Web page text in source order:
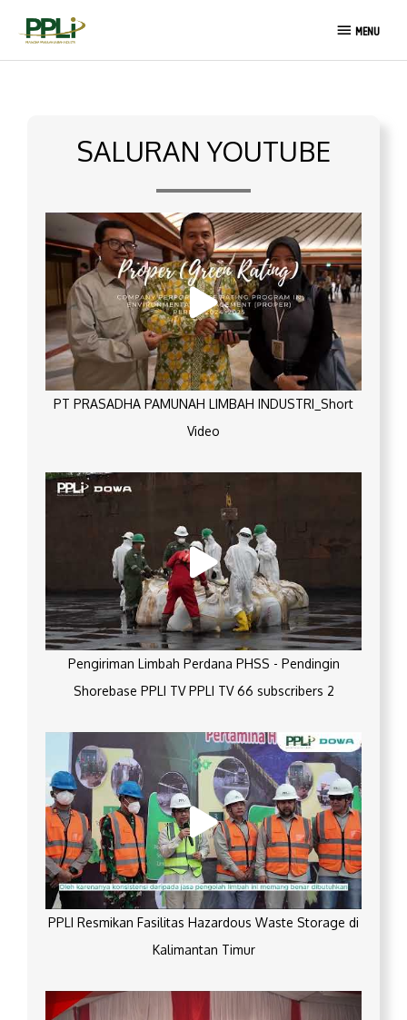
MENU
MENU
SALURAN YOUTUBE
PT PRASADHA PAMUNAH LIMBAH INDUSTRI_Short
Video
Pengiriman Limbah Perdana PHSS - Pendingin
Shorebase PPLI TV PPLI TV 66 subscribers 2
PPLI Resmikan Fasilitas Hazardous Waste Storage di
Kalimantan Timur